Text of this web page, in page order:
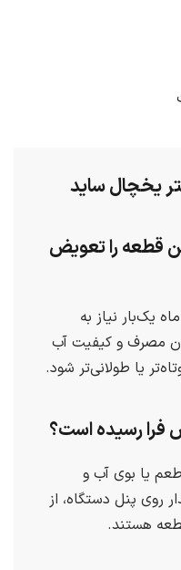
یخچال ساید
قطعه را تعویض
معمولاً کارتریج تصفیه آب هر ۶ ماه یک‌بار نیاز به
مصرف و کیفیت آب
یا طولانی‌تر شود.
فرا رسیده است؟
یا بوی آب و
پنل دستگاه، از
هستند.